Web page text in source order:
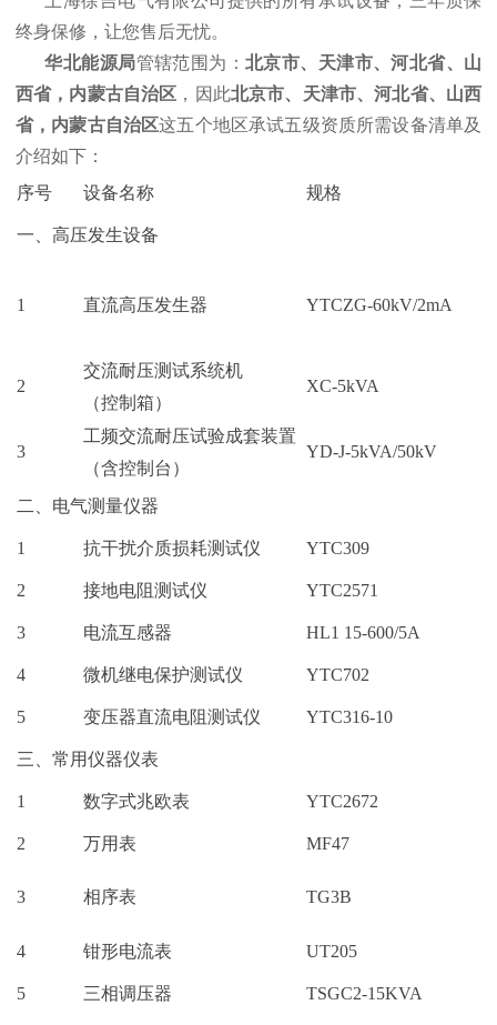
终身保修，让您售后无忧。
华北能源局管辖范围为：北京市、天津市、河北省、山
西省，内蒙古自治区 ，因此北京市、天津市、河北省、山西
省，内蒙古自治区这五个地区承试五级资质所需设备清单及
介绍如下：
序号
设备名称 规格
一、高压发生设备
1 直流高压发生器 YTCZG-60kV/2mA
2
交流耐压测试系统机
（控制箱）
XC-5kVA
3
工频交流耐压试验成套装置
（含控制台）
YD-J-5kVA/50kV
二、电气测量仪器
1 抗干扰介质损耗测试仪 YTC309
2 接地电阻测试仪 YTC2571
3 电流互感器 HL1 15-600/5A
4 微机继电保护测试仪 YTC702
5 变压器直流电阻测试仪 YTC316-10
三、常用仪器仪表
1 数字式兆欧表 YTC2672
2 万用表 MF47
3 相序表 TG3B
4 钳形电流表 UT205
5 三相调压器 TSGC2-15KVA